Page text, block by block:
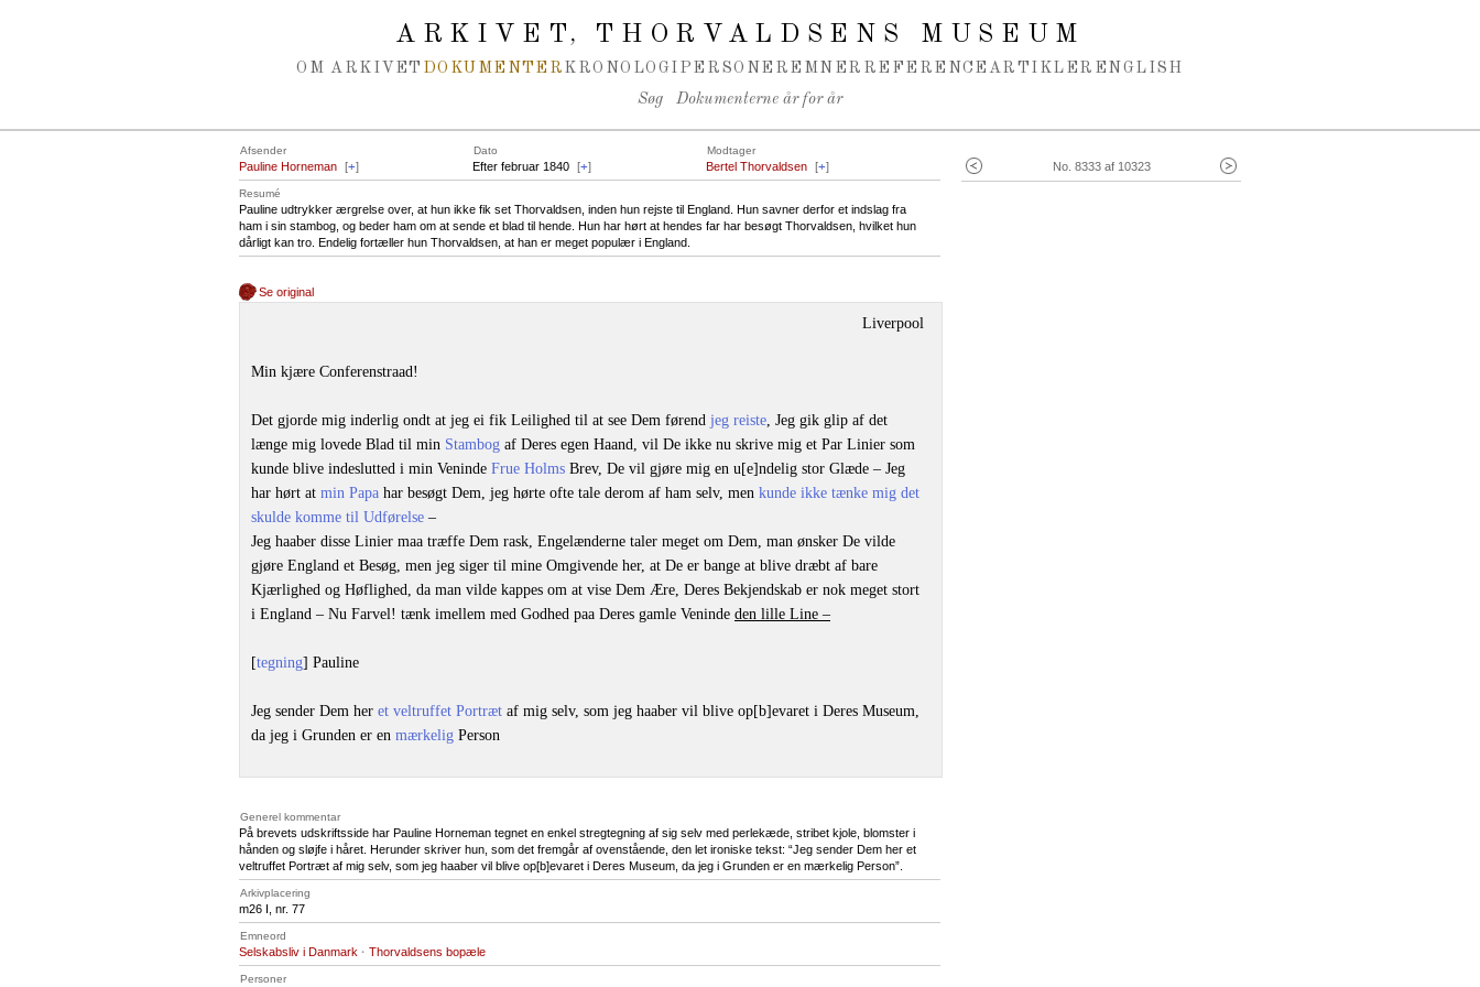
ARKIVET, THORVALDSENS MUSEUM
OM ARKIVET DOKUMENTER KRONOLOGI PERSONER EMNER REFERENCEARTIKLER ENGLISH
Søg Dokumenterne år for år
No. 8333 af 10323
Afsender Dato Modtager
Pauline Horneman [+] Efter februar 1840 [+] Bertel Thorvaldsen [+]
Resumé
Pauline udtrykker ærgrelse over, at hun ikke fik set Thorvaldsen, inden hun rejste til England. Hun savner derfor et indslag fra
ham i sin stambog, og beder ham om at sende et blad til hende. Hun har hørt at hendes far har besøgt Thorvaldsen, hvilket hun
dårligt kan tro. Endelig fortæller hun Thorvaldsen, at han er meget populær i England.
Se original
Liverpool
Min kjære Conferenstraad!
Det gjorde mig inderlig ondt at jeg ei fik Leilighed til at see Dem førend jeg reiste, Jeg gik glip af det
længe mig lovede Blad til min Stambog af Deres egen Haand, vil De ikke nu skrive mig et Par Linier som
kunde blive indeslutted i min Veninde Frue Holms Brev, De vil gjøre mig en u[e]ndelig stor Glæde – Jeg
har hørt at min Papa har besøgt Dem, jeg hørte ofte tale derom af ham selv, men kunde ikke tænke mig det
skulde komme til Udførelse –
Jeg haaber disse Linier maa træffe Dem rask, Engelænderne taler meget om Dem, man ønsker De vilde
gjøre England et Besøg, men jeg siger til mine Omgivende her, at De er bange at blive dræbt af bare
Kjærlighed og Høflighed, da man vilde kappes om at vise Dem Ære, Deres Bekjendskab er nok meget stort
i England – Nu Farvel! tænk imellem med Godhed paa Deres gamle Veninde den lille Line –
[tegning] Pauline
Jeg sender Dem her et veltruffet Portræt af mig selv, som jeg haaber vil blive op[b]evaret i Deres Museum,
da jeg i Grunden er en mærkelig Person
Generel kommentar
På brevets udskriftsside har Pauline Horneman tegnet en enkel stregtegning af sig selv med perlekæde, stribet kjole, blomster i
hånden og sløjfe i håret. Herunder skriver hun, som det fremgår af ovenstående, den let ironiske tekst: “Jeg sender Dem her et
veltruffet Portræt af mig selv, som jeg haaber vil blive op[b]evaret i Deres Museum, da jeg i Grunden er en mærkelig Person”.
Arkivplacering
m26 I, nr. 77
Emneord
Selskabsliv i Danmark · Thorvaldsens bopæle
Personer